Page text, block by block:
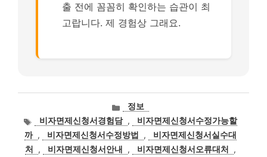
출 전에 꼼꼼히 확인하는 습관이 최
고랍니다. 제 경험상 그래요.
카
고
리
정보
태비자면제신청서경험담 ,
비자면제신청서수정가능할
까 , 비자면제신청서수정방법 ,
비자면제신청서실수대
처
, 비자면제신청서안내 , 비자면제신청서오류대처
,